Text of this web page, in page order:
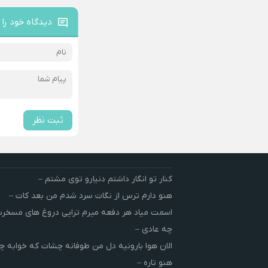
دیدگاه خود
ثبت نظر
کنار تو انگار داشتم دنیارو توی مشتم –
هنو دارم ترس از نگات سرد شدم من بعد کات –
اسمت میاد هر دفعه میرم تراپی دروغ‌ های
چه عادی –
الان هوا بارونیه دل من طوفانه چشات که خوابه
هنو تاره –